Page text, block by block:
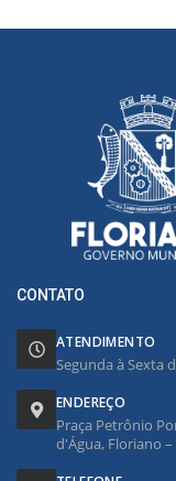
CONTATO
ATENDIMENTO
Segunda à Sexta
ENDEREÇO
Praça Petrônio
d'Água, Floriano –